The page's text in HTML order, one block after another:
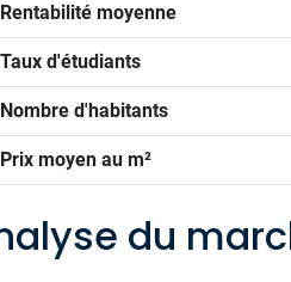
moyenne
d'étudiants
Nombre d'habitants
moyen au m²
du